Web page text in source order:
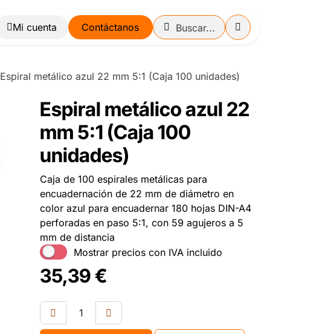
Blog Contáctanos
Espiral metálico azul 22 mm 5:1 (Caja 100 unidades)
Espiral metálico azul 22
mm 5:1 (Caja 100
unidades)
Caja de 100 espirales metálicas para
encuadernación de 22 mm de diámetro en
color azul para encuadernar 180 hojas DIN-A4
perforadas en paso 5:1, con 59 agujeros a 5
mm de distancia
Mostrar precios con IVA incluido
35,39€